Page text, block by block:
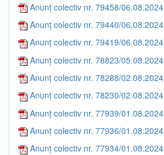
Anunț colectiv nr. 79458/06.08.2024
Anunț colectiv nr. 79440/06.08.2024
Anunț colectiv nr. 79419/06.08.2024
Anunț colectiv nr. 78823/05.08.2024
Anunț colectiv nr. 78288/02.08.2024
Anunț colectiv nr. 78230/02.08.2024
Anunț colectiv nr. 77939/01.08.2024
Anunț colectiv nr. 77936/01.08.2024
Anunț colectiv nr. 77934/01.08.2024